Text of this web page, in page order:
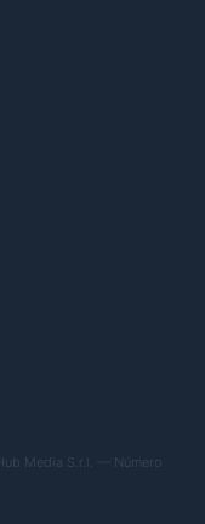
Media S.r.l. — Número